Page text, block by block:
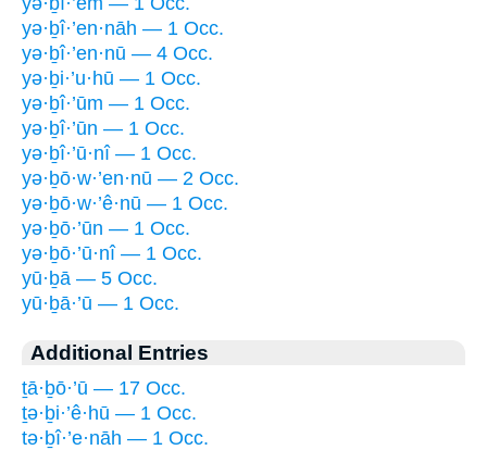
yə·ḇî·’en·nāh — 1 Occ.
yə·ḇî·’en·nū — 4 Occ.
yə·ḇi·’u·hū — 1 Occ.
yə·ḇî·’ūm — 1 Occ.
yə·ḇî·’ūn — 1 Occ.
yə·ḇî·’ū·nî — 1 Occ.
yə·ḇō·w·’en·nū — 2 Occ.
yə·ḇō·w·’ê·nū — 1 Occ.
yə·ḇō·’ūn — 1 Occ.
yə·ḇō·’ū·nî — 1 Occ.
yū·ḇā — 5 Occ.
yū·ḇā·’ū — 1 Occ.
Additional Entries
ṯā·ḇō·’ū — 17 Occ.
ṯə·ḇi·’ê·hū — 1 Occ.
tə·ḇî·’e·nāh — 1 Occ.